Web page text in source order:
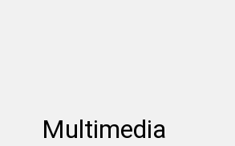
Multimedia